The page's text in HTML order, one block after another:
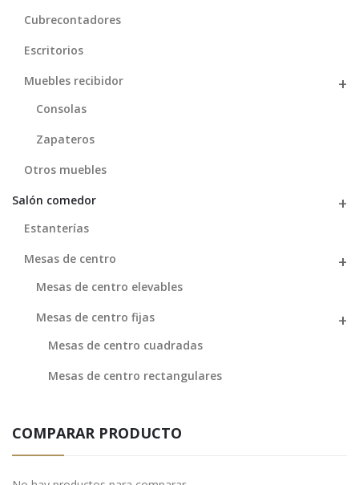
Cubrecontadores
Escritorios
Muebles recibidor
Consolas
Zapateros
Otros muebles
Salón comedor
Estanterías
Mesas de centro
Mesas de centro elevables
Mesas de centro fijas
Mesas de centro cuadradas
Mesas de centro rectangulares
COMPARAR PRODUCTO